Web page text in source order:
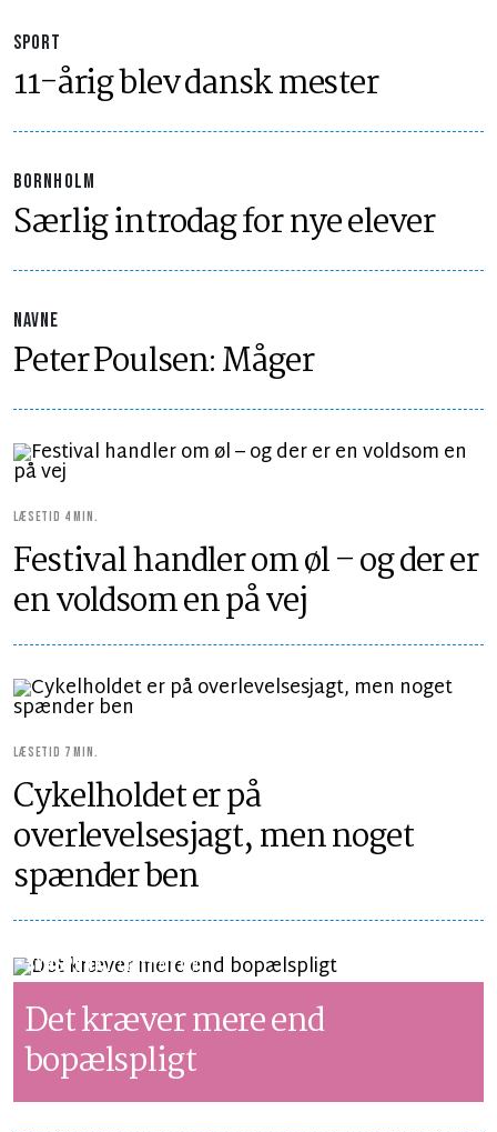
SPORT
11-årig blev dansk mester
BORNHOLM
Særlig introdag for nye elever
NAVNE
Peter Poulsen: Måger
LÆSETID 4 MIN.
Festival handler om øl – og der er
en voldsom en på vej
LÆSETID 7 MIN.
Cykelholdet er på
overlevelsesjagt, men noget
spænder ben
SYNSPUNKTLÆSETID 2 MIN.
Det kræver mere end
bopælspligt